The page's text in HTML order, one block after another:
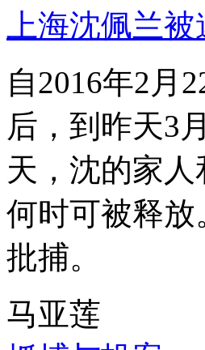
上海沈佩兰
自2016年2月
后，到昨天3
天，沈的家
何时可被释
批捕。
马亚莲